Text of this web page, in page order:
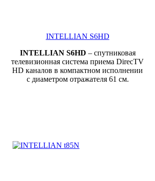
INTELLIAN S6HD
INTELLIANS6HD – спутниковая
телевизионная система приема DirecTV
HD каналов в компактном исполнении
с диаметром отражателя 61 см.